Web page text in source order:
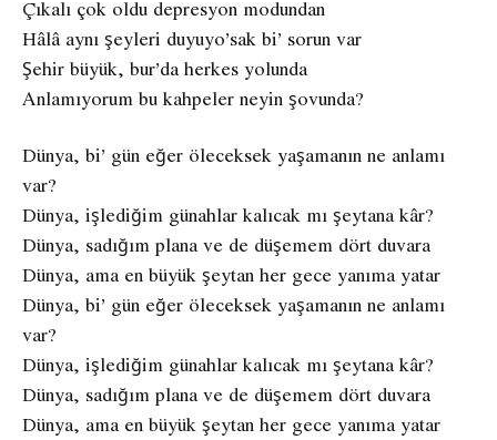
Çıkalı çok oldu depresyon modundan
Hâlâ aynı şeyleri duyuyo’sak bi’ sorun var
Şehir büyük, bur’da herkes yolunda
Anlamıyorum bu kahpeler neyin şovunda?
Dünya, bi’ gün eğer öleceksek yaşamanın ne anlamı
var?
Dünya, işlediğim günahlar kalıcak mı şeytana kâr?
Dünya, sadığım plana ve de düşemem dört duvara
Dünya, ama en büyük şeytan her gece yanıma yatar
Dünya, bi’ gün eğer öleceksek yaşamanın ne anlamı
var?
Dünya, işlediğim günahlar kalıcak mı şeytana kâr?
Dünya, sadığım plana ve de düşemem dört duvara
Dünya, ama en büyük şeytan her gece yanıma yatar